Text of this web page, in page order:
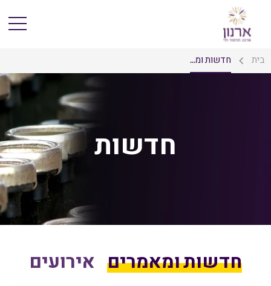
בית חדשות ומ...
חדשות
חדשות ומאמרים אירועים